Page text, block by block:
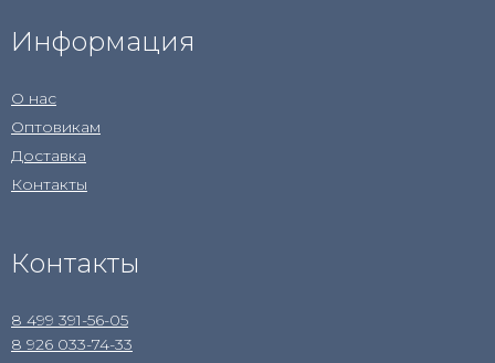
Информация
О нас
Оптовикам
Доставка
Контакты
Контакты
8 499 391-56-05
8 926 033-74-33